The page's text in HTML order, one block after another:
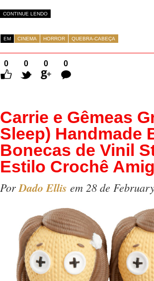
CONTINUE LENDO
EM CINEMA HORROR QUEBRA-CABEÇA
0 0 0
0
Comentários
Carrie e Gêmeas
Sleep) Handmade
Bonecas de Vinil
Estilo Crochê
PorDado Ellis em 28 de